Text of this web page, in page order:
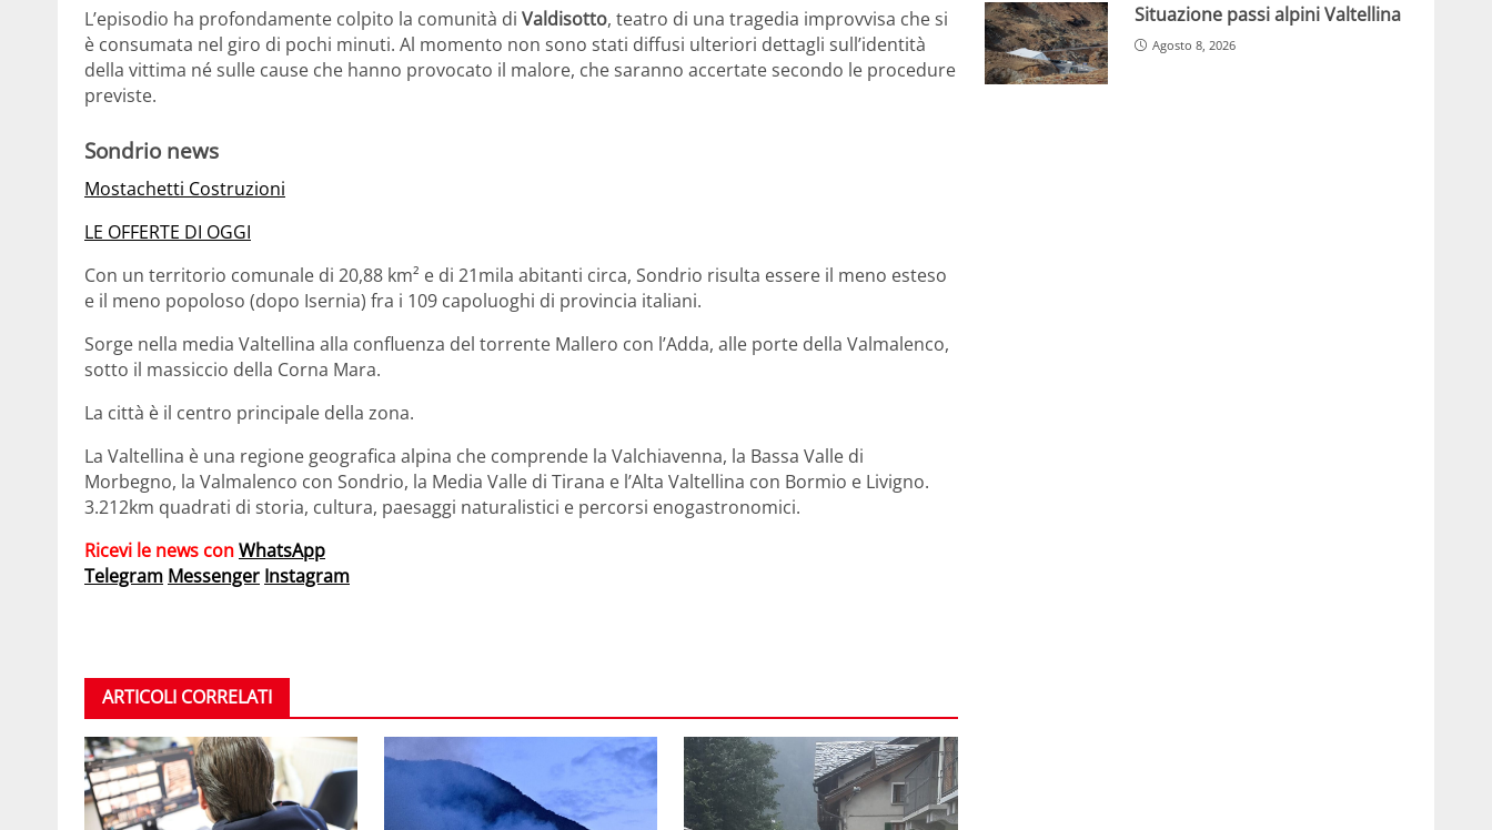
L’episodio ha profondamente colpito la comunità di Valdisotto, teatro di una tragedia improvvisa che si
è consumata nel giro di pochi minuti. Al momento non sono stati diffusi ulteriori dettagli sull’identità
della vittima né sulle cause che hanno provocato il malore, che saranno accertate secondo le procedure
previste.
Sondrio news
Mostachetti Costruzioni
LE OFFERTE DI OGGI
Con un territorio comunale di 20,88 km² e di 21mila abitanti circa, Sondrio risulta essere il meno esteso
e il meno popoloso (dopo Isernia) fra i 109 capoluoghi di provincia italiani.
Sorge nella media Valtellina alla confluenza del torrente Mallero con l’Adda, alle porte della Valmalenco,
sotto il massiccio della Corna Mara.
La città è il centro principale della zona.
La Valtellina è una regione geografica alpina che comprende la Valchiavenna, la Bassa Valle di
Morbegno, la Valmalenco con Sondrio, la Media Valle di Tirana e l’Alta Valtellina con Bormio e Livigno.
3.212km quadrati di storia, cultura, paesaggi naturalistici e percorsi enogastronomici.
Ricevi le news conWhatsApp
Telegram Messenger Instagram
ARTICOLI CORRELATI
Situazione passi alpini Valtellina
Agosto 8, 2026